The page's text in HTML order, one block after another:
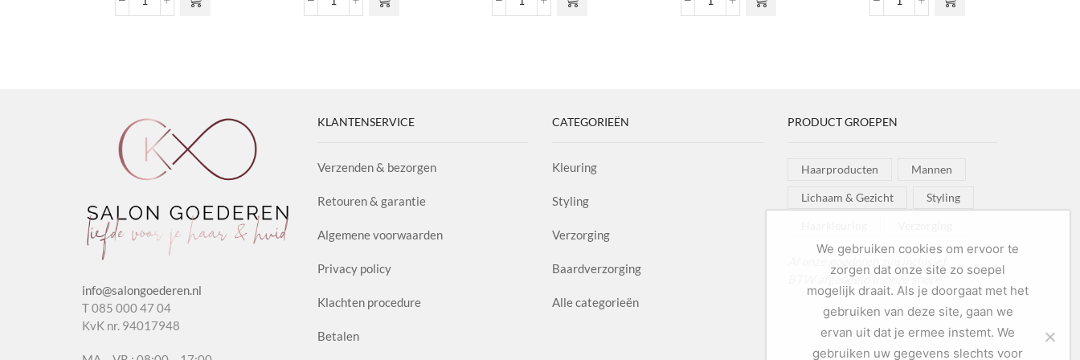
Classic
Hyaluronic
Smooth
Eco
Extra
info@salongoederen.nl
T 085 000 47 04
KvK nr. 94017948
KLANTENSERVICE
Verzenden & bezorgen
Retouren & garantie
Algemene voorwaarden
Privacy policy
Klachten procedure
Betalen
CATEGORIEËN
Kleuring
Styling
Verzorging
Baardverzorging
Alle categorieën
PRODUCT GROEPEN
Haarproducten Mannen
Lichaam & Gezicht Styling
Al onze goederen zijn inclusief
BTW afgebeeld in onze shop!
We gebruiken cookies om ervoor te
zorgen dat onze site zo soepel
mogelijk draait. Als je doorgaat met het
gebruiken van deze site, gaan we
ervan uit dat je ermee instemt. We
gebruiken uw gegevens slechts voor